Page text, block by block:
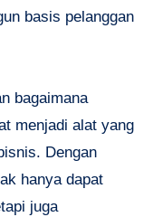
basis pelanggan
bagaimana
menjadi alat yang
Dengan
hanya dapat
juga